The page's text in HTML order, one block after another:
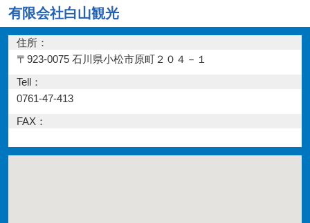
有限会社白山観光
住所：
〒923-0075 石川県小松市原町２０４－１
Tell：
0761-47-413
FAX：